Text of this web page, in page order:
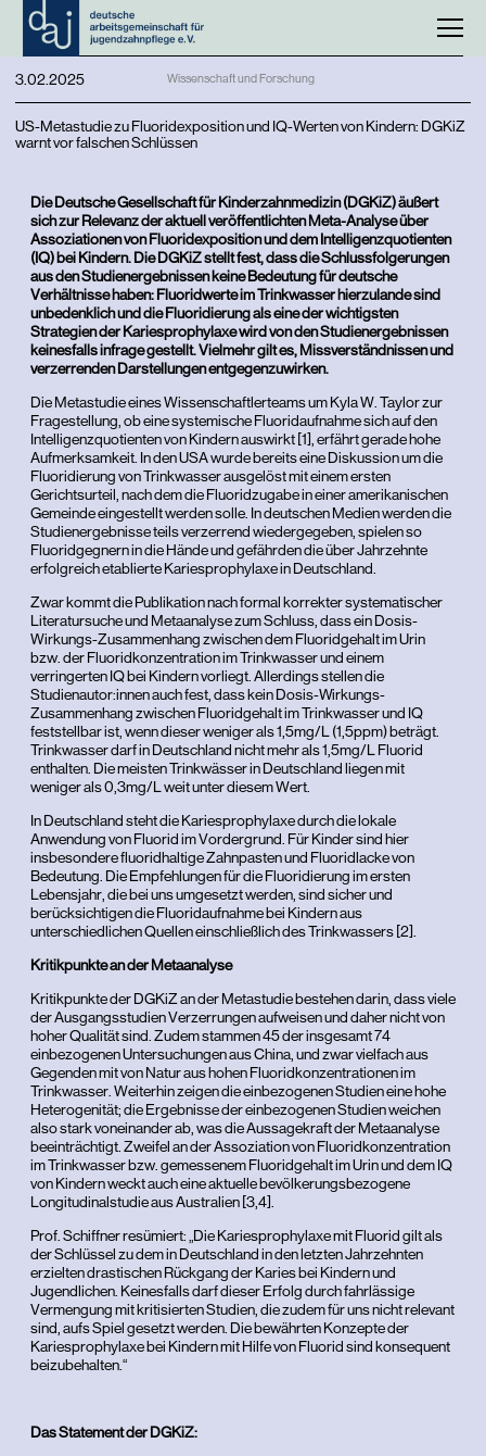
3.02.2025 Wissenschaft und Forschung
US-Metastudie zu Fluoridexposition und IQ-Werten von Kindern: DGKiZ
warnt vor falschen Schlüssen
Die Deutsche Gesellschaft für Kinderzahnmedizin (DGKiZ) äußert
sich zur Relevanz der aktuell veröffentlichten Meta-Analyse über
Assoziationen von Fluoridexposition und dem Intelligenzquotienten
(IQ) bei Kindern. Die DGKiZ stellt fest, dass die Schlussfolgerungen
aus den Studienergebnissen keine Bedeutung für deutsche
Verhältnisse haben: Fluoridwerte im Trinkwasser hierzulande sind
unbedenklich und die Fluoridierung als eine der wichtigsten
Strategien der Kariesprophylaxe wird von den Studienergebnissen
keinesfalls infrage gestellt. Vielmehr gilt es, Missverständnissen und
verzerrenden Darstellungen entgegenzuwirken.
Die Metastudie eines Wissenschaftlerteams um Kyla W. Taylor zur
Fragestellung, ob eine systemische Fluoridaufnahme sich auf den
Intelligenzquotienten von Kindern auswirkt [1], erfährt gerade hohe
Aufmerksamkeit. In den USA wurde bereits eine Diskussion um die
Fluoridierung von Trinkwasser ausgelöst mit einem ersten
Gerichtsurteil, nach dem die Fluoridzugabe in einer amerikanischen
Gemeinde eingestellt werden solle. In deutschen Medien werden die
Studienergebnisse teils verzerrend wiedergegeben, spielen so
Fluoridgegnern in die Hände und gefährden die über Jahrzehnte
erfolgreich etablierte Kariesprophylaxe in Deutschland.
Zwar kommt die Publikation nach formal korrekter systematischer
Literatursuche und Metaanalyse zum Schluss, dass ein Dosis-
Wirkungs-Zusammenhang zwischen dem Fluoridgehalt im Urin
bzw. der Fluoridkonzentration im Trinkwasser und einem
verringerten IQ bei Kindern vorliegt. Allerdings stellen die
Studienautor:innen auch fest, dass kein Dosis-Wirkungs-
Zusammenhang zwischen Fluoridgehalt im Trinkwasser und IQ
feststellbar ist, wenn dieser weniger als 1,5mg/L (1,5ppm) beträgt.
Trinkwasser darf in Deutschland nicht mehr als 1,5mg/L Fluorid
enthalten. Die meisten Trinkwässer in Deutschland liegen mit
weniger als 0,3mg/L weit unter diesem Wert.
In Deutschland steht die Kariesprophylaxe durch die lokale
Anwendung von Fluorid im Vordergrund. Für Kinder sind hier
insbesondere fluoridhaltige Zahnpasten und Fluoridlacke von
Bedeutung. Die Empfehlungen für die Fluoridierung im ersten
Lebensjahr, die bei uns umgesetzt werden, sind sicher und
berücksichtigen die Fluoridaufnahme bei Kindern aus
unterschiedlichen Quellen einschließlich des Trinkwassers [2].
Kritikpunkte an der Metaanalyse
Kritikpunkte der DGKiZ an der Metastudie bestehen darin, dass viele
der Ausgangsstudien Verzerrungen aufweisen und daher nicht von
hoher Qualität sind. Zudem stammen 45 der insgesamt 74
einbezogenen Untersuchungen aus China, und zwar vielfach aus
Gegenden mit von Natur aus hohen Fluoridkonzentrationen im
Trinkwasser. Weiterhin zeigen die einbezogenen Studien eine hohe
Heterogenität; die Ergebnisse der einbezogenen Studien weichen
also stark voneinander ab, was die Aussagekraft der Metaanalyse
beeinträchtigt. Zweifel an der Assoziation von Fluoridkonzentration
im Trinkwasser bzw. gemessenem Fluoridgehalt im Urin und dem IQ
von Kindern weckt auch eine aktuelle bevölkerungsbezogene
Longitudinalstudie aus Australien [3,4].
Prof. Schiffner resümiert: „Die Kariesprophylaxe mit Fluorid gilt als
der Schlüssel zu dem in Deutschland in den letzten Jahrzehnten
erzielten drastischen Rückgang der Karies bei Kindern und
Jugendlichen. Keinesfalls darf dieser Erfolg durch fahrlässige
Vermengung mit kritisierten Studien, die zudem für uns nicht relevant
sind, aufs Spiel gesetzt werden. Die bewährten Konzepte der
Kariesprophylaxe bei Kindern mit Hilfe von Fluorid sind konsequent
beizubehalten.“
Das Statement der DGKiZ: